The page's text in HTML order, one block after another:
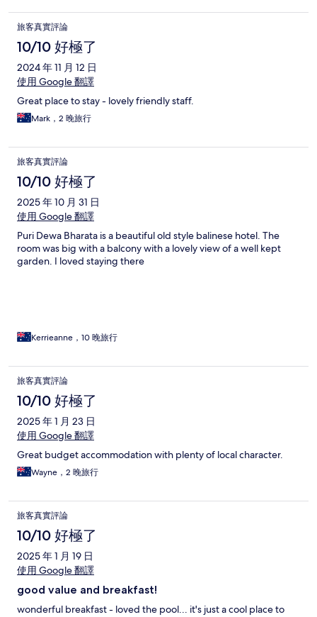
旅客真實評論
10/10 好極了
2024 年 11 月 12 日
使用 Google 翻譯
Great place to stay - lovely friendly staff.
Mark，2 晚旅行
旅客真實評論
10/10 好極了
2025 年 10 月 31 日
使用 Google 翻譯
Puri Dewa Bharata is a beautiful old style balinese hotel. The
room was big with a balcony with a lovely view of a well kept
garden. I loved staying there
Kerrieanne，10 晚旅行
旅客真實評論
10/10 好極了
2025 年 1 月 23 日
使用 Google 翻譯
Great budget accommodation with plenty of local character.
Wayne，2 晚旅行
旅客真實評論
10/10 好極了
2025 年 1 月 19 日
使用 Google 翻譯
good value and breakfast!
wonderful breakfast - loved the pool... it's just a cool place to